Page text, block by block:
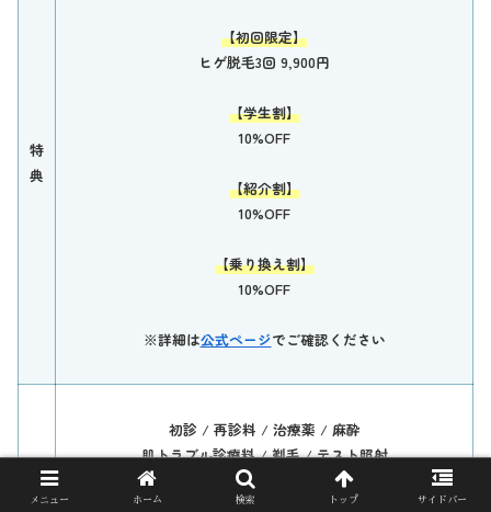
特
典
【初回限定】
ヒゲ脱毛3回 9,900円
【学生割】
10%OFF
【紹介割】
10%OFF
【乗り換え割】
10%OFF
※詳細は公式ページでご確認ください
保
初診 / 再診料 / 治療薬 / 麻酔
肌トラブル診療料 / 剃毛 / テスト照射
全て無料⇧
メニュー ホーム 検索 トップ サイドバー